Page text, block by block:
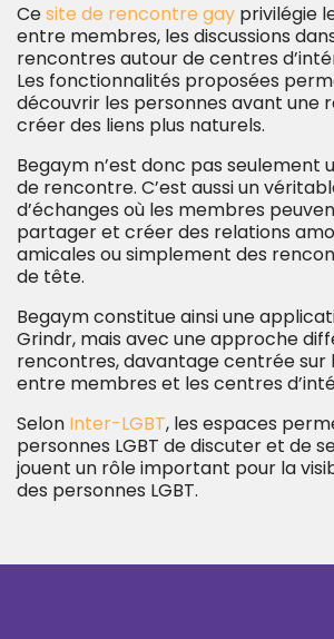
Cesite de rencontre gay privilégie
entre membres, les discussions
rencontres autour de centres
Les fonctionnalités proposées
découvrir les personnes avant une
créer des liens plus naturels.
Begaym n’est donc pas seulement
de rencontre. C’est aussi un
d’échanges où les membres
partager et créer des relations
amicales ou simplement des
de tête.
Begaym constitue ainsi une
Grindr, mais avec une approche
rencontres, davantage centrée sur
entre membres et les centres
Selon Inter-LGBT, les espaces
personnes LGBT de discuter et de
jouent un rôle important pour la
des personnes LGBT.